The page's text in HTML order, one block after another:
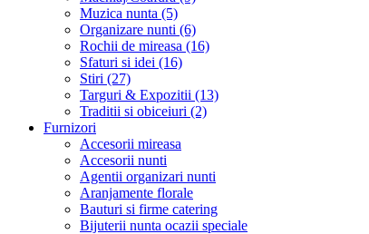
Muzica nunta (5)
Organizare nunti (6)
Rochii de mireasa (16)
Sfaturi si idei (16)
Stiri (27)
Targuri & Expozitii (13)
Traditii si obiceiuri (2)
Furnizori
Accesorii mireasa
Accesorii nunti
Agentii organizari nunti
Aranjamente florale
Bauturi si firme catering
Bijuterii nunta ocazii speciale